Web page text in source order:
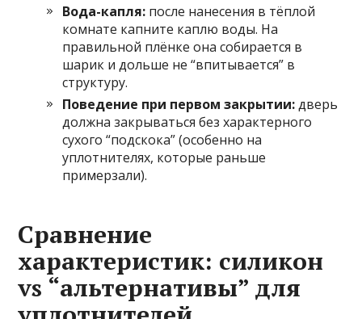
Вода-капля: после нанесения в тёплой
комнате капните каплю воды. На
правильной плёнке она собирается в
шарик и дольше не “впитывается” в
структуру.
Поведение при первом закрытии:дверь
должна закрываться без характерного
сухого “подскока” (особенно на
уплотнителях, которые раньше
примерзали).
Сравнение
характеристик: силикон
vs “альтернативы” для